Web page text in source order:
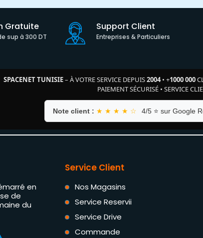
Gratuite
sup à 300 DT
Support Client
Entreprises & Particuliers
SPACENET TUNISIE– À VOTRE SERVICE DEPUIS2004• +1000 000
PAIEMENT SÉCURISÉ • SERVICE
Note client : ★ ★ ★ ★ ☆ 4/5 ⭐ sur Google
en
de
du
Service Client
Nos Magasins
Service Reservii
Service Drive
Commande